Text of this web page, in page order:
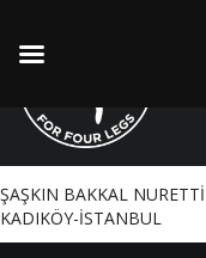
Anadolu
ŞAŞKIN BAKKAL
KADIKÖY-İSTANBUL